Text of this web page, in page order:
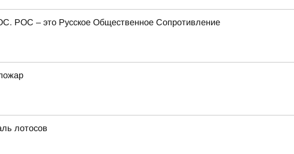
РОС – это Русское Общественное Сопротивление
лотосов